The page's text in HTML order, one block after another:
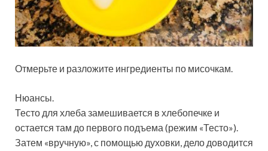
Отмерьте и разложите ингредиенты по мисочкам.
Нюансы.
Тесто для хлеба замешивается в хлебопечке и
остается там до первого подъема (режим «Тесто»).
Затем «вручную», с помощью духовки, дело доводится